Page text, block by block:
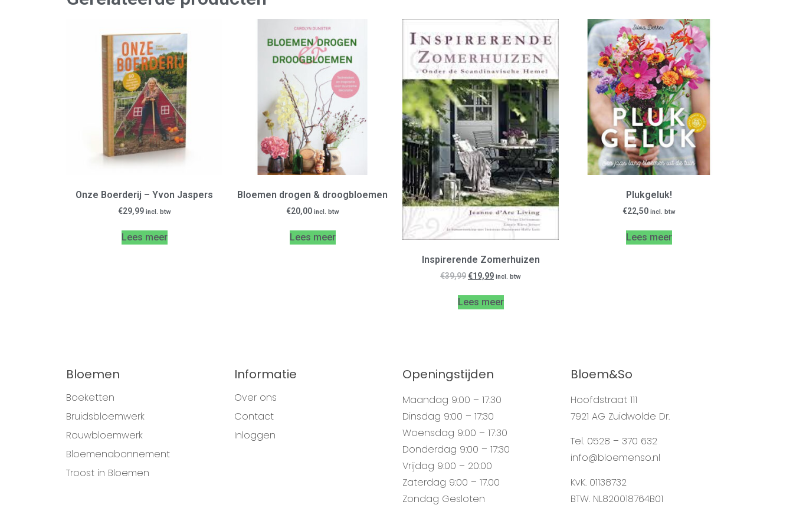
Onze Boerderij – Yvon Jaspers
€29,99 incl. btw
Lees meer
Bloemen drogen & droogbloemen
€20,00 incl. btw
Lees meer
Inspirerende Zomerhuizen
€39,99 €19,99 incl. btw
Lees meer
Plukgeluk!
€22,50 incl. btw
Lees meer
Bloemen
Boeketten
Bruidsbloemwerk
Rouwbloemwerk
Bloemenabonnement
Troost in Bloemen
Informatie
Over ons
Contact
Inloggen
Openingstijden
Maandag 9:00 – 17:30
Dinsdag 9:00 – 17:30
Woensdag 9:00 – 17:30
Donderdag 9:00 – 17:30
Vrijdag 9:00 – 20:00
Zaterdag 9:00 – 17.00
Zondag Gesloten
Bloem&So
Hoofdstraat 111
7921 AG Zuidwolde Dr.
Tel. 0528 – 370 632
info@bloemenso.nl
KvK. 01138732
BTW. NL820018764B01